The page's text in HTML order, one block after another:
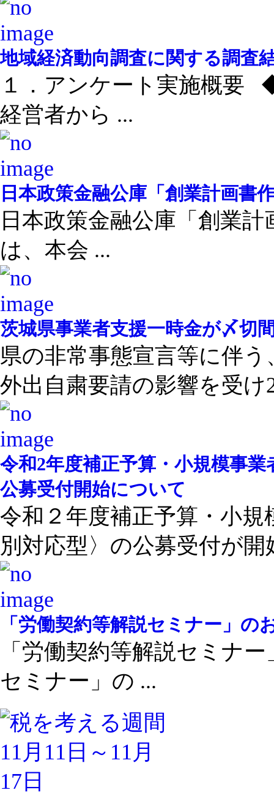
地域経済動向調査に関する調査
１．アンケート実施概要
経営者から ...
日本政策金融公庫「創業計画書
日本政策金融公庫「創業
は、本会 ...
茨城県事業者支援一時金が〆切
県の非常事態宣言等に伴
外出自粛要請の影響を受け
令和2年度補正予算・小規模事
公募受付開始について
令和２年度補正予算・小
別対応型〉の公募受付が開
「労働契約等解説セミナー」の
「労働契約等解説セミナ
セミナー」の ...